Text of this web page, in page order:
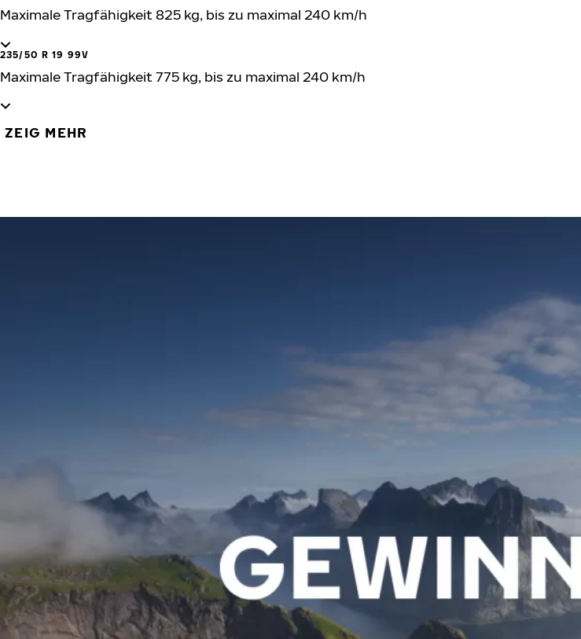
Maximale Tragfähigkeit 825 kg, bis zu maximal 240 km/h
235/50 R 19 99V
Maximale Tragfähigkeit 775 kg, bis zu maximal 240 km/h
ZEIG MEHR